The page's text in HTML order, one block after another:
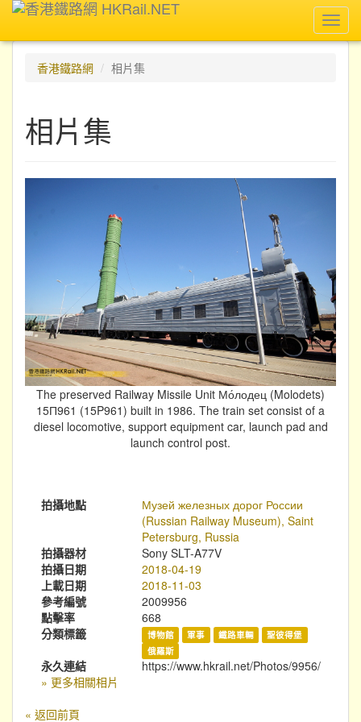
香港鐵路網
相片集
相片集
The preserved Railway Missile Unit Мо́лодец (Molodets)
15П961 (15P961) built in 1986. The train set consist of a
diesel locomotive, support equipment car, launch pad and
launch control post.
拍攝地點
Музей железных дорог России
(Russian Railway Museum), Saint
Petersburg, Russia
拍攝器材
Sony SLT-A77V
拍攝日期
2018-04-19
上載日期
2018-11-03
參考編號
2009956
點擊率
668
分類標籤
博物館 軍事 鐵路車輛
聖彼得堡
俄羅斯
永久連結
https://www.hkrail.net/Photos/9956/
» 更多相關相片
« 返回前頁